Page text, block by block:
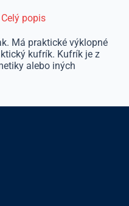
Celý popis
Má praktické výklopné
kufrík. Kufrík je z
alebo iných